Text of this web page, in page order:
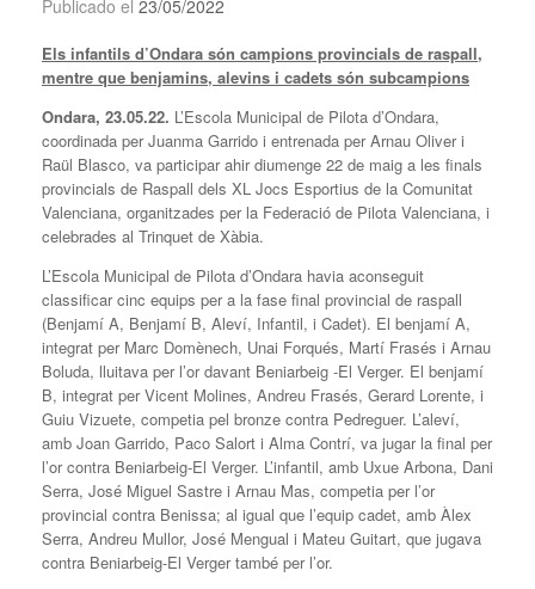
Publicado el 23/05/2022
Els infantils d’Ondara són campions provincials de raspall,
mentre que benjamins, alevins i cadets són subcampions
Ondara, 23.05.22. L’Escola Municipal de Pilota d’Ondara,
coordinada per Juanma Garrido i entrenada per Arnau Oliver i
Raül Blasco, va participar ahir diumenge 22 de maig a les finals
provincials de Raspall dels XL Jocs Esportius de la Comunitat
Valenciana, organitzades per la Federació de Pilota Valenciana, i
celebrades al Trinquet de Xàbia.
L’Escola Municipal de Pilota d’Ondara havia aconseguit
classificar cinc equips per a la fase final provincial de raspall
(Benjamí A, Benjamí B, Aleví, Infantil, i Cadet). El benjamí A,
integrat per Marc Domènech, Unai Forqués, Martí Frasés i Arnau
Boluda, lluitava per l’or davant Beniarbeig -El Verger. El benjamí
B, integrat per Vicent Molines, Andreu Frasés, Gerard Lorente, i
Guiu Vizuete, competia pel bronze contra Pedreguer. L’aleví,
amb Joan Garrido, Paco Salort i Alma Contrí, va jugar la final per
l’or contra Beniarbeig-El Verger. L’infantil, amb Uxue Arbona, Dani
Serra, José Miguel Sastre i Arnau Mas, competia per l’or
provincial contra Benissa; al igual que l’equip cadet, amb Àlex
Serra, Andreu Mullor, José Mengual i Mateu Guitart, que jugava
contra Beniarbeig-El Verger també per l’or.